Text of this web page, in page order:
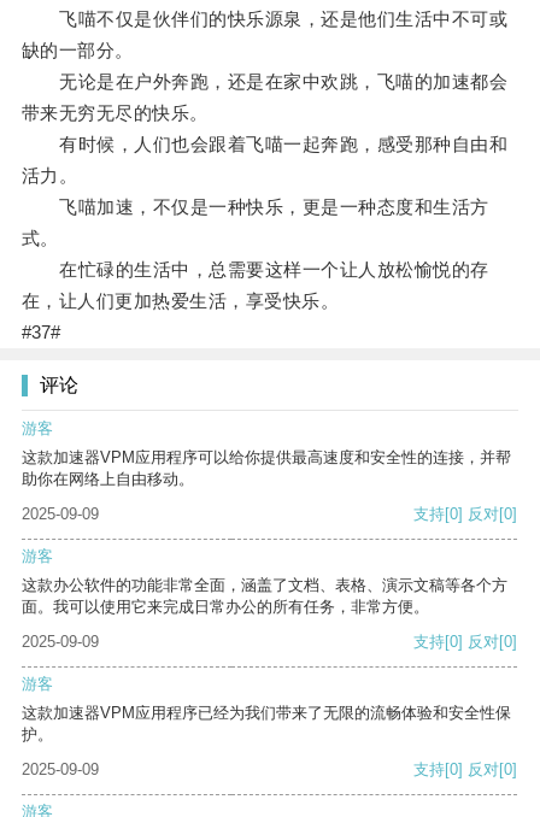
飞喵不仅是伙伴们的快乐源泉，还是他们生活中不可或
缺的一部分。
无论是在户外奔跑，还是在家中欢跳，飞喵的加速都会
带来无穷无尽的快乐。
有时候，人们也会跟着飞喵一起奔跑，感受那种自由和
活力。
飞喵加速，不仅是一种快乐，更是一种态度和生活方
式。
在忙碌的生活中，总需要这样一个让人放松愉悦的存
在，让人们更加热爱生活，享受快乐。
#37#
评论
游客
这款加速器VPM应用程序可以给你提供最高速度和安全性的连接，并帮
助你在网络上自由移动。
2025-09-09
支持[0] 反对[0]
游客
这款办公软件的功能非常全面，涵盖了文档、表格、演示文稿等各个方
面。我可以使用它来完成日常办公的所有任务，非常方便。
2025-09-09
支持[0] 反对[0]
游客
这款加速器VPM应用程序已经为我们带来了无限的流畅体验和安全性保
护。
2025-09-09
支持[0] 反对[0]
游客